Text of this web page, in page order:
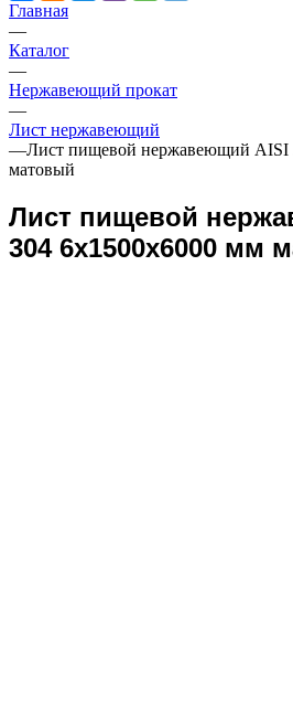
Главная
—
Каталог
—
Нержавеющий прокат
—
Лист нержавеющий
—Лист пищевой нержавеющий AISI
матовый
Лист пищевой
304 6х1500х6000 мм